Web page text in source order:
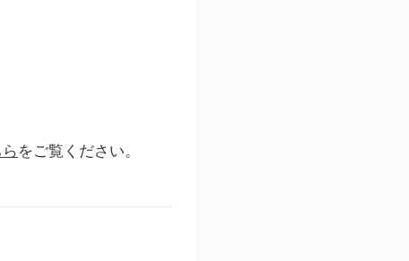
をご覧ください。